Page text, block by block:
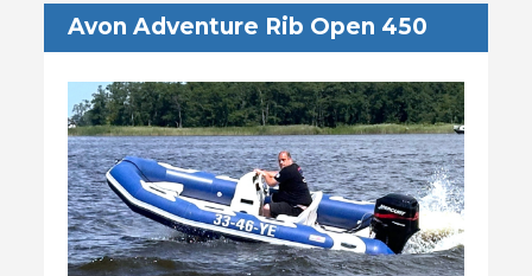
Avon Adventure Rib Open 450